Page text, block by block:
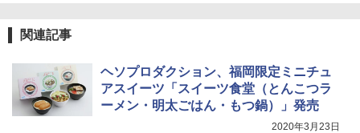
関連記事
ヘソプロダクション、福岡限定ミニチュ
アスイーツ「スイーツ食堂（とんこつラ
ーメン・明太ごはん・もつ鍋）」発売
2020年3月23日